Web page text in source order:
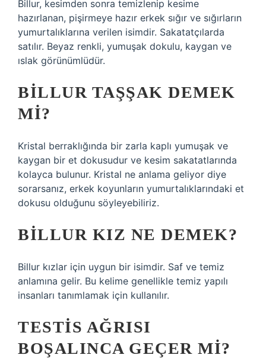
Billur, kesimden sonra temizlenip kesime
hazırlanan, pişirmeye hazır erkek sığır ve sığırların
yumurtalıklarına verilen isimdir. Sakatatçılarda
satılır. Beyaz renkli, yumuşak dokulu, kaygan ve
ıslak görünümlüdür.
BILLUR TAŞŞAK DEMEK
MI?
Kristal berraklığında bir zarla kaplı yumuşak ve
kaygan bir et dokusudur ve kesim sakatatlarında
kolayca bulunur. Kristal ne anlama geliyor diye
sorarsanız, erkek koyunların yumurtalıklarındaki et
dokusu olduğunu söyleyebiliriz.
BILLUR KIZ NE DEMEK?
Billur kızlar için uygun bir isimdir. Saf ve temiz
anlamına gelir. Bu kelime genellikle temiz yapılı
insanları tanımlamak için kullanılır.
TESTIS AĞRISI
BOŞALINCA GEÇER MI?